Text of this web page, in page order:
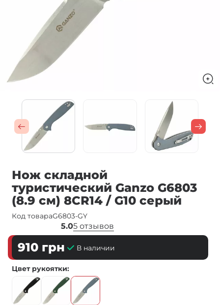
Нож складной
туристический Ganzo G6803
(8.9 см) 8CR14 / G10 серый
Код товараG6803-GY
5.05 отзывов
910 грн В наличии
Цвет рукоятки